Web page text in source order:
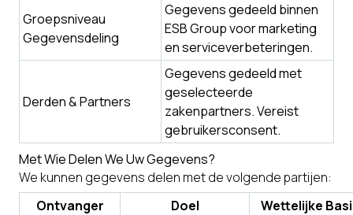
Groepsniveau
Gegevensdeling
Gegevens gedeeld binnen
ESB Group voor marketing
en serviceverbeteringen.
Derden & Partners
Gegevens gedeeld met
geselecteerde
zakenpartners. Vereist
gebruikersconsent.
Met Wie Delen We Uw Gegevens?
We kunnen gegevens delen met de volgende partijen:
Ontvanger
Doel Wettelijke